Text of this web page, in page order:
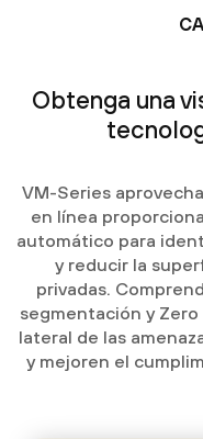
Obtenga una
VM-Series
en línea
automático para
y reducir la
privadas.
segmentación y
lateral de las
y mejoren el